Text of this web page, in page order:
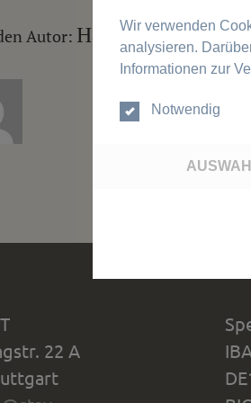
Wir verwenden
analysieren.
Informationen zur
Notwendig
Autor: Hans Bergel
22 A